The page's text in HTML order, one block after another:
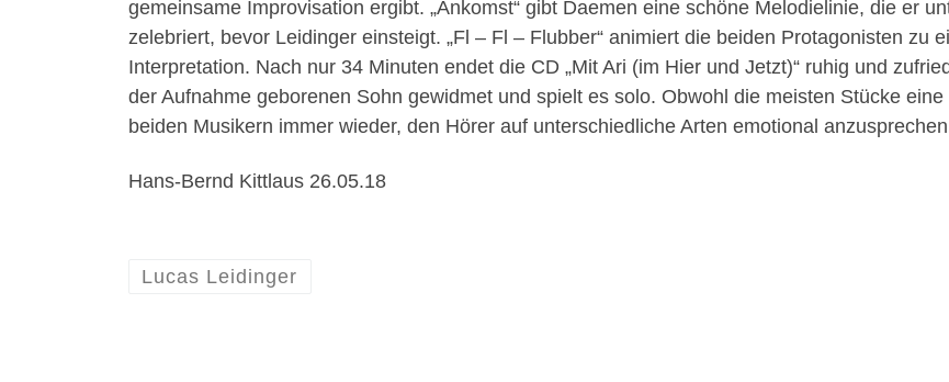
gemeinsame Improvisation ergibt. „Ankomst“ gibt Daemen eine schöne Melodielinie, die er
zelebriert, bevor Leidinger einsteigt. „Fl – Fl – Flubber“ animiert die beiden Protagonisten zu
Interpretation. Nach nur 34 Minuten endet die CD „Mit Ari (im Hier und Jetzt)“ ruhig und
der Aufnahme geborenen Sohn gewidmet und spielt es solo. Obwohl die meisten Stücke
beiden Musikern immer wieder, den Hörer auf unterschiedliche Arten emotional
Hans-Bernd Kittlaus 26.05.18
Lucas Leidinger